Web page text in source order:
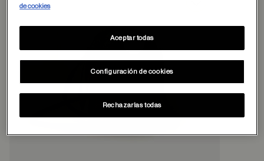
de cookies
Configuración de cookies
Rechazarlas todas
Aceptar todas